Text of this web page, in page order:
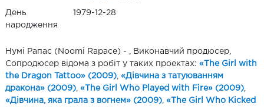
День
народження
1979-12-28
Нумі Рапас (Noomi Rapace) - , Виконавчий продюсер,
Сопродюсер відома з робіт у таких проектах: «The Girl with
the Dragon Tattoo» (2009) «Дівчина з татуюванням
дракона» (2009) «The Girl Who Played with Fire» (2009)
«Дівчина, яка грала з вогнем» (2009) «The Girl Who Kicked